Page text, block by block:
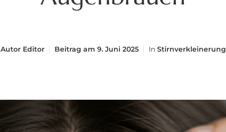
AutorEditor Beitrag am 9. Juni 2025 In Stirnverkleinerung